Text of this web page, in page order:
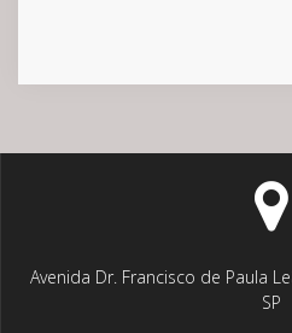
Avenida Dr. Francisco de Paula
SP